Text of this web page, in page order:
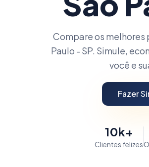
Compare os melhores
Paulo - SP. Simule,
você e
Fazer
10k+
Clientes felizes